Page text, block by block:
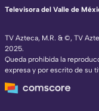
TV Azteca, M.R. & ©, TV
2025.
Queda prohibida la
expresa y por escrito de su
Televisora del Valle de